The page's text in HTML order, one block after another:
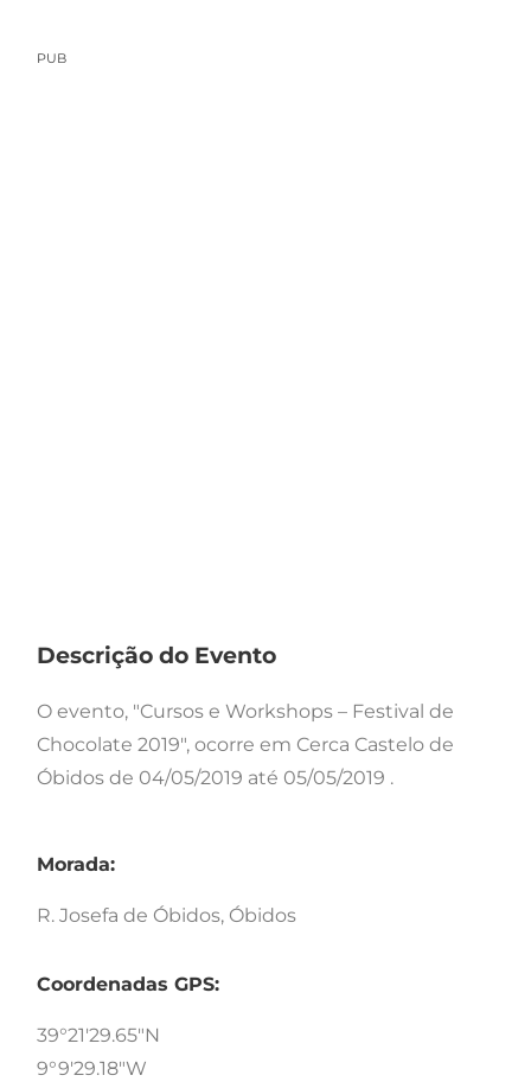
PUB
Descrição do Evento
O evento, "Cursos e Workshops – Festival de
Chocolate 2019", ocorre em Cerca Castelo de
Óbidos de 04/05/2019 até 05/05/2019 .
Morada:
R. Josefa de Óbidos, Óbidos
Coordenadas GPS:
39°21'29.65"N
9°9'29.18"W